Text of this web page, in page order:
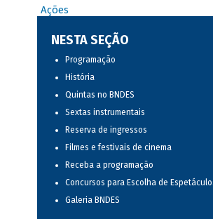
Ações
NESTA SEÇÃO
Programação
História
Quintas no BNDES
Sextas instrumentais
Reserva de ingressos
Filmes e festivais de cinema
Receba a programação
Concursos para Escolha de
Galeria BNDES